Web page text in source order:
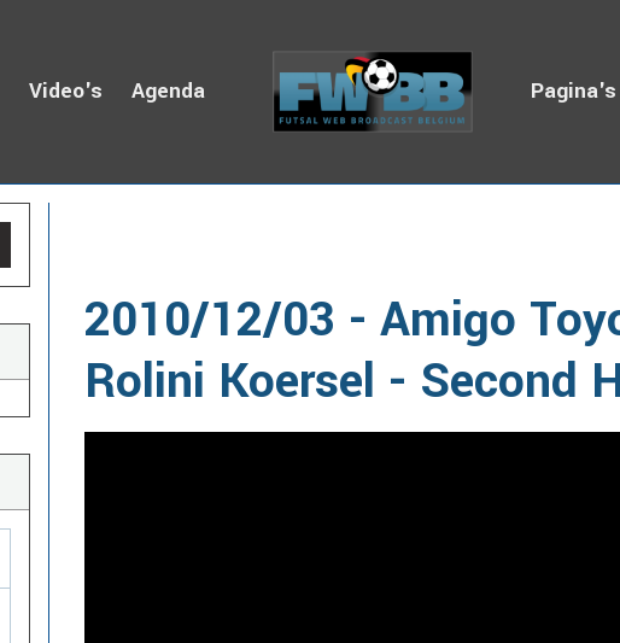
Video's Agenda Pagina's
2010/12/03 - Amigo
Rolini Koersel - Second